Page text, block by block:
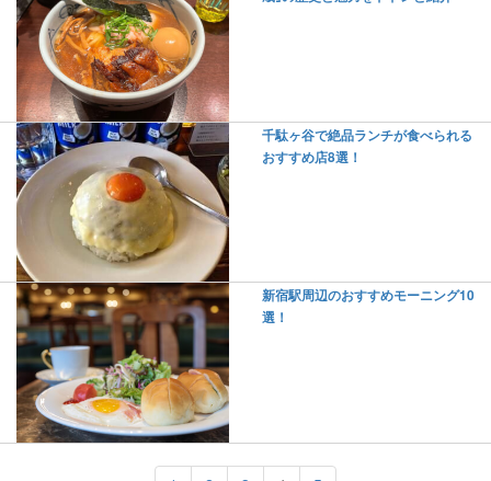
千駄ヶ谷で絶品ランチが食べられる
おすすめ店8選！
新宿駅周辺のおすすめモーニング10
選！